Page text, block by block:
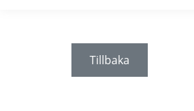
Tillbaka